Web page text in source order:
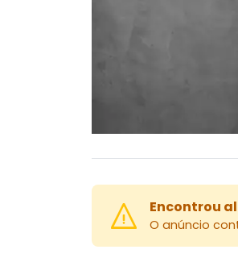
Encontrou
O anúncio